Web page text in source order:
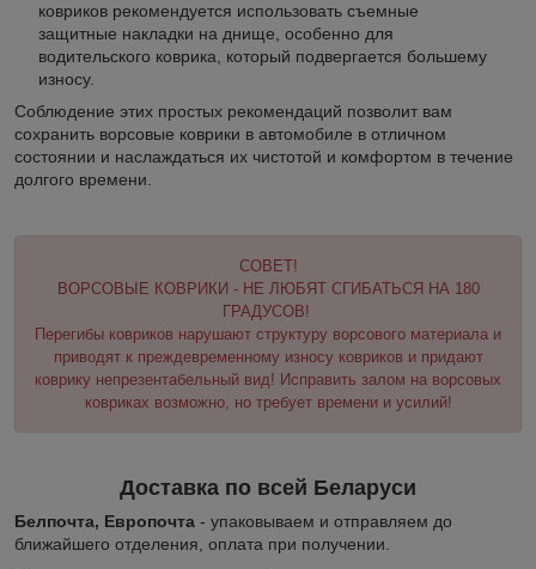
ковриков рекомендуется использовать съемные
защитные накладки на днище, особенно для
водительского коврика, который подвергается большему
износу.
Соблюдение этих простых рекомендаций позволит вам
сохранить ворсовые коврики в автомобиле в отличном
состоянии и наслаждаться их чистотой и комфортом в течение
долгого времени.
СОВЕТ!
ВОРСОВЫЕ КОВРИКИ - НЕ ЛЮБЯТ СГИБАТЬСЯ НА 180
ГРАДУСОВ!
Перегибы ковриков нарушают структуру ворсового материала и
приводят к преждевременному износу ковриков и придают
коврику непрезентабельный вид! Исправить залом на ворсовых
ковриках возможно, но требует времени и усилий!
Доставка по всей Беларуси
Белпочта, Европочта - упаковываем и отправляем до
ближайшего отделения, оплата при получении.